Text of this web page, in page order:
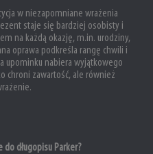
w niezapomniane wrażenia
staje się bardziej osobisty i
na każdą okazję, m.in. urodziny,
oprawa podkreśla rangę chwili i
upominku nabiera wyjątkowego
chroni zawartość, ale również
do długopisu Parker?